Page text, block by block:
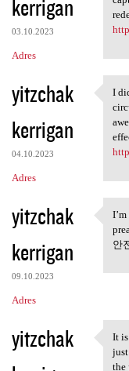
kerrigan
03.10.2023
Adres
yitzchak
kerrigan
04.10.2023
Adres
I
I
yitzchak
kerrigan
09.10.2023
Adres
I’m
안
yitzchak
It is
It
the